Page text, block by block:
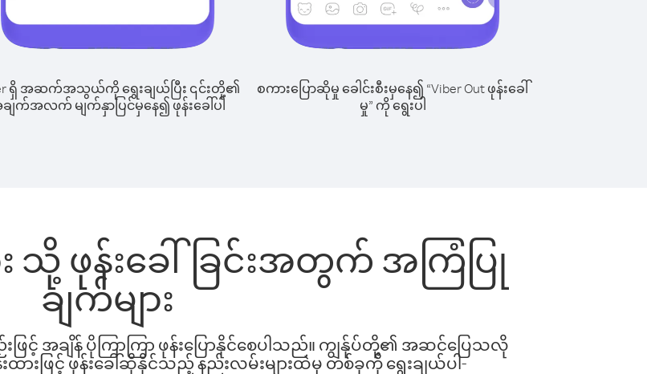
ရှိ အဆက်အသွယ်ကို ရွေးချယ်ပြီး ၎င်းတို့၏
ျက်အလက် မျက်နှာပြင်မှနေ၍ ဖုန်းခေါ်ပါ
စကားပြောဆိုမှု ခေါင်းစီးမှနေ၍ “Viber Out ဖုန်းခေါ်
မှု” ကို ရွေးပါ
သို့ ဖုန်းခေါ်ခြင်းအတွက် အကြံပြု
ချက်များ
င့် အချိန် ပိုကြာကြာ ဖုန်းပြောနိုင်စေပါသည်။ ကျွန်ုပ်တို့၏ အဆင်ပြေသလို
ားဖြင့် ဖုန်းခေါ်ဆိုနိုင်သည့် နည်းလမ်းများထဲမှ တစ်ခုကို ရွေးချယ်ပါ-